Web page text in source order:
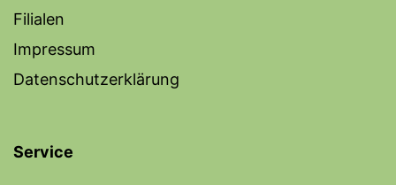
Filialen
Impressum
Datenschutzerklärung
Service